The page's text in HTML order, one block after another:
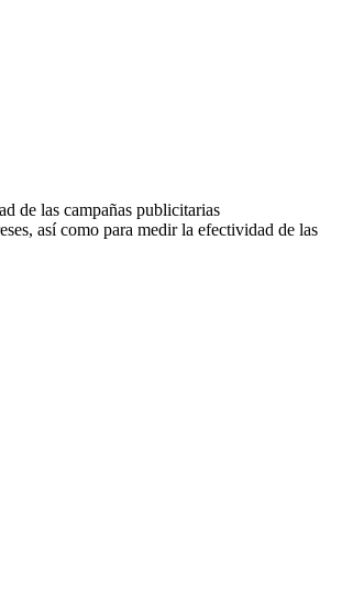
de las campañas publicitarias
así como para medir la efectividad de las